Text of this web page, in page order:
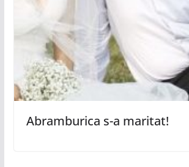
Abramburica s-a maritat!